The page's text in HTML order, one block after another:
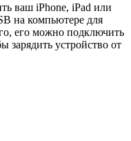
ваш iPhone, iPad или
на компьютере для
его можно подключить
зарядить устройство от